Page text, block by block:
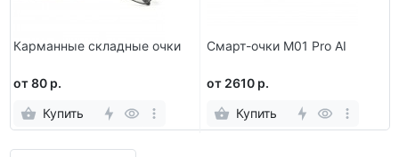
Карманные складные очки
от 80 р.
Купить
Смарт-очки M01 Pro AI
от 2610 р.
Купить